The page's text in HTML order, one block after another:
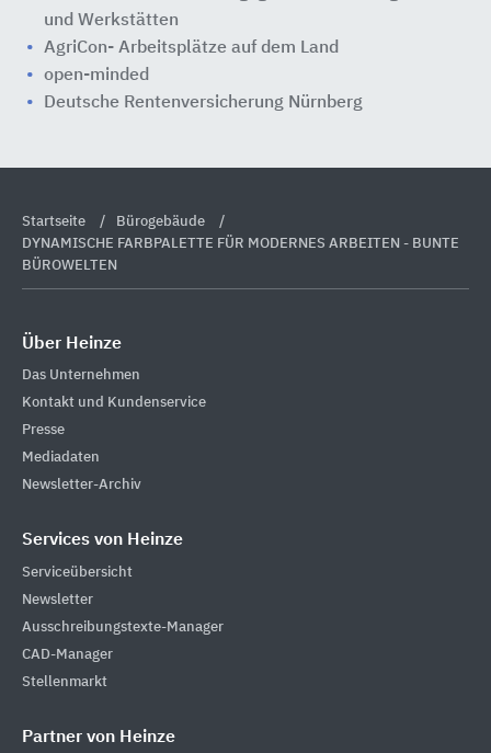
und Werkstätten
AgriCon- Arbeitsplätze auf dem Land
open-minded
Deutsche Rentenversicherung Nürnberg
Startseite
Bürogebäude
DYNAMISCHE FARBPALETTE FÜR MODERNES ARBEITEN - BUNTE
BÜROWELTEN
Über Heinze
Das Unternehmen
Kontakt und Kundenservice
Presse
Mediadaten
Newsletter-Archiv
Services von Heinze
Serviceübersicht
Newsletter
Ausschreibungstexte-Manager
CAD-Manager
Stellenmarkt
Partner von Heinze